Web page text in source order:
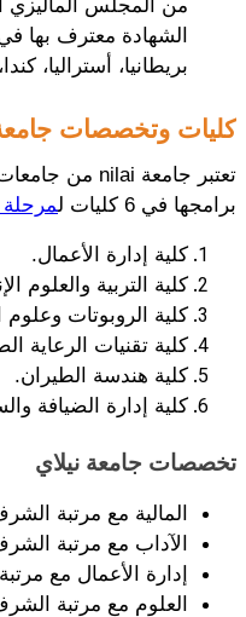
بريطانيا، أستراليا،
كليات وتخصصات
برامجها في 6 كليات ل
مرحلة
كلية إدارة الأعمال.
كلية التربية والعلوم
كلية الروبوتات وعلوم
كلية تقنيات الرعاية
كلية هندسة الطيران.
كلية إدارة الضيافة
تخصصات جامعة نيلاي
المالية مع مرتبة
الآداب مع مرتبة
إدارة الأعمال مع
العلوم مع مرتبة